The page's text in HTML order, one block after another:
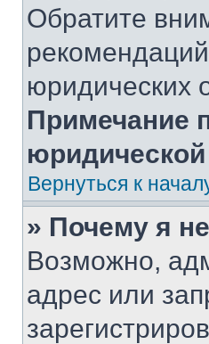
Обратите
юридических
Примечание
Вернуться к
» Почему я
Возможно,
адрес или